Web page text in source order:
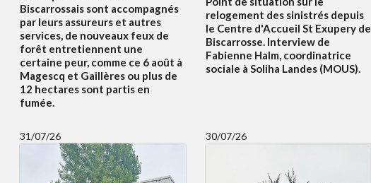
Biscarrossais sont accompagnés
par leurs assureurs et autres
services, de nouveaux feux de
forêt entretiennent une
certaine peur, comme ce 6 août à
Magescq et Gaillères ou plus de
12 hectares sont partis en
fumée.
relogement des sinistrés depuis
le Centre d'Accueil St Exupery de
Biscarrosse. Interview de
Fabienne Halm, coordinatrice
sociale à Soliha Landes (MOUS).
31/07/26 30/07/26